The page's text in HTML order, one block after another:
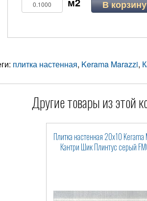
В корзину
плитка настенная, Kerama Marazzi,
Другие товары из этой
Плитка настенная 20x10 Kerama
Кантри Шик Плинтус серый